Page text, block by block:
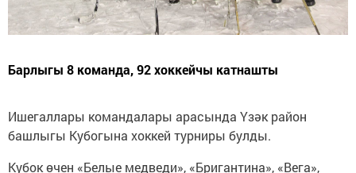
Барлыгы 8 команда, 92 хоккейчы катнашты
Ишегаллары командалары арасында Үзәк район
башлыгы Кубогына хоккей турниры булды.
Кубок өчен «Белые медведи», «Бригантина», «Вега»,